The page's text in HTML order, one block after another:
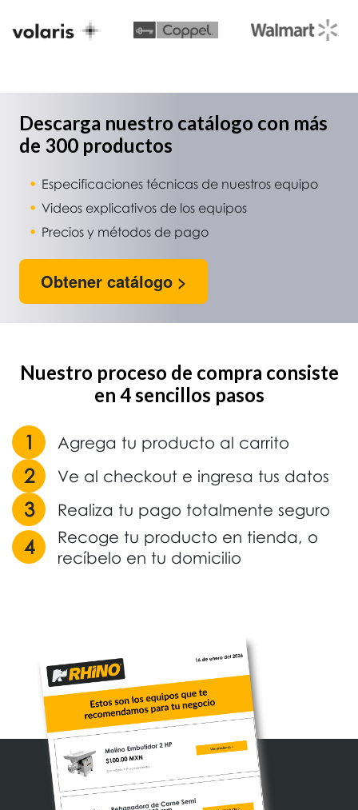
Descarga nuestro catálogo con más
de 300 productos
Especificaciones técnicas de nuestros equipo
Videos explicativos de los equipos
Precios y métodos de pago
Obtener catálogo >
Nuestro proceso de compra consiste
en 4 sencillos pasos
1 Agrega tu producto al carrito
2 Ve al checkout e ingresa tus datos
3 Realiza tu pago totalmente seguro
4
Recoge tu producto en tienda, o
recíbelo en tu domicilio